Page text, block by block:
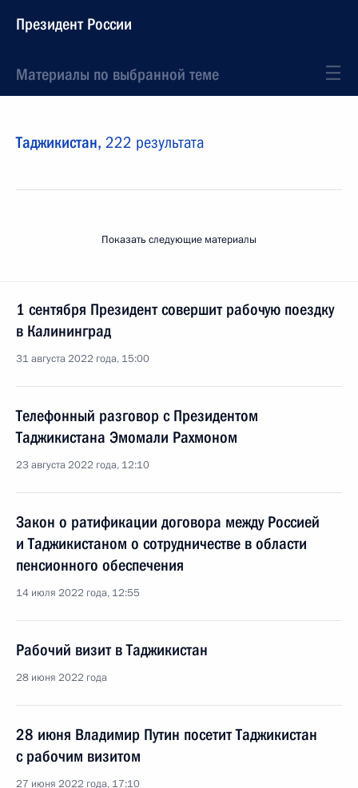
Президент России
Материалы по выбранной теме
Таджикистан, 222 результата
Показать следующие материалы
1 сентября Президент совершит рабочую поездку
в Калининград
31 августа 2022 года, 15:00
Телефонный разговор с Президентом
Таджикистана Эмомали Рахмоном
23 августа 2022 года, 12:10
Закон о ратификации договора между Россией
и Таджикистаном о сотрудничестве в области
пенсионного обеспечения
14 июля 2022 года, 12:55
Рабочий визит в Таджикистан
28 июня 2022 года
28 июня Владимир Путин посетит Таджикистан
с рабочим визитом
27 июня 2022 года, 17:10